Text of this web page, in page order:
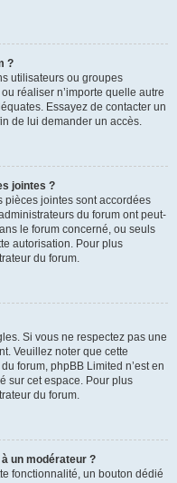
?
utilisateurs ou groupes
réaliser n’importe quelle autre
Essayez de contacter un
de lui demander un accès.
jointes ?
pièces jointes sont accordées
du forum ont peut-
le forum concerné, ou seuls
autorisation. Pour plus
du forum.
Si vous ne respectez pas une
Veuillez noter que cette
forum, phpBB Limited n’est en
sur cet espace. Pour plus
du forum.
un modérateur ?
fonctionnalité, un bouton dédié